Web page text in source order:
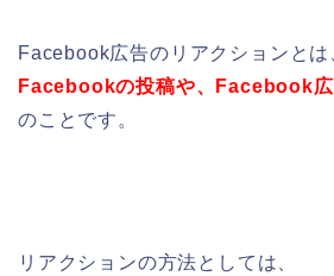
Facebook広告のリアクションとは
Facebookの投稿や、Facebook
のことです。
リアクションの方法としては、